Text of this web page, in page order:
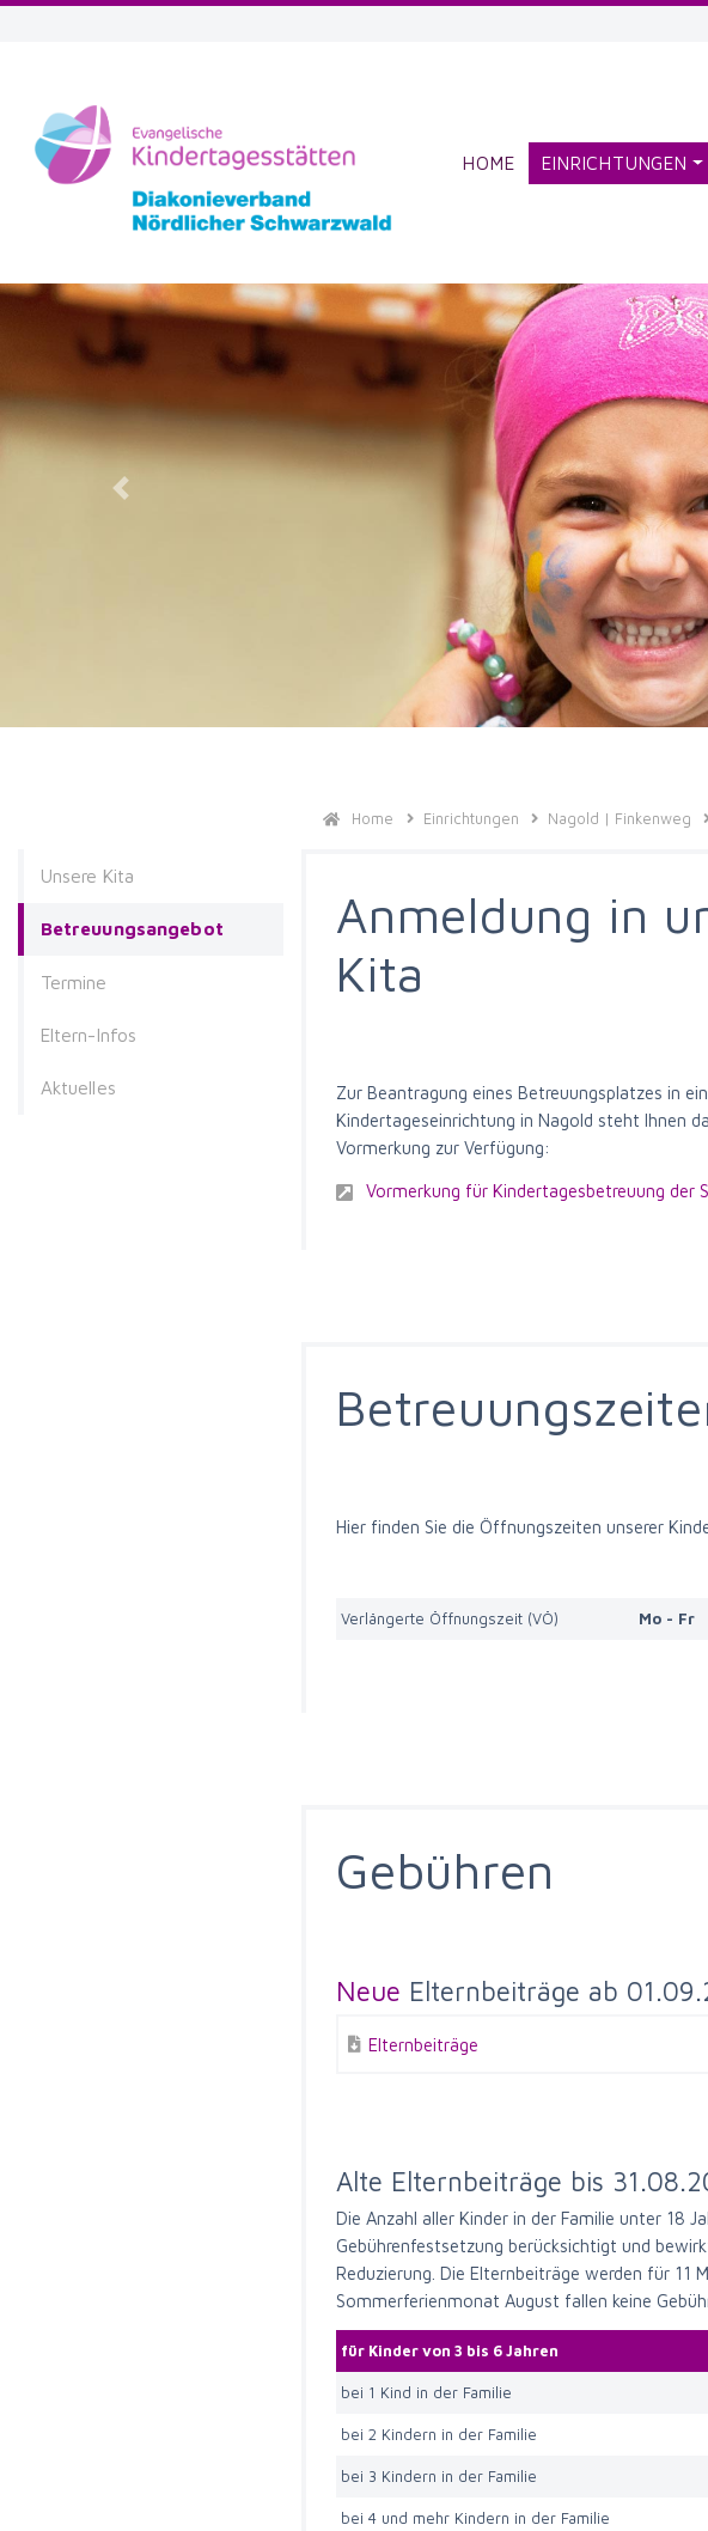
HOME
EINRICHTUNGEN
ISELSHAUSEN
LOFFENAU |
LOFFENAU |
LOFFENAU |
MONAKAM
MÖTTLINGEN
NAGOLD |
NAGOLD | HOHE
Previous
Unsere Kita
Betreuungsangebot
Termine
Eltern-Infos
Aktuelles
Home Einrichtungen Nagold | Finkenweg
Anmeldung in
Kita
Zur Beantragung eines Betreuungsplatzes in
Kindertageseinrichtung in Nagold steht Ihnen
Vormerkung zur Verfügung:
Vormerkung für Kindertagesbetreuung der
Hier finden Sie die Öffnungszeiten unserer
Verlängerte Öffnungszeit (VÖ) Mo - Fr
Gebühren
Neue Elternbeiträge ab
Elternbeiträge
Alte Elternbeiträge bis
Die Anzahl aller Kinder in der Familie unter 18
Gebührenfestsetzung berücksichtigt und
Reduzierung. Die Elternbeiträge werden für 11
Sommerferienmonat August fallen keine
für Kinder von 3 bis 6 Jahren
bei 1 Kind in der Familie
bei 2 Kindern in der Familie
bei 3 Kindern in der Familie
bei 4 und mehr Kindern in der Familie